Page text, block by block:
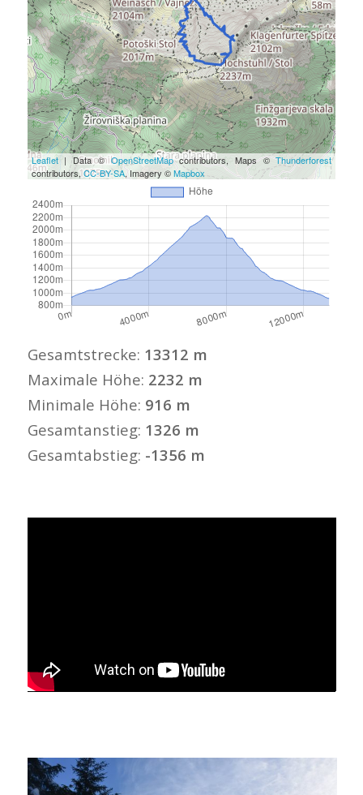
Leaflet| Data ©OpenStreetMapcontributors, Maps ©Thunderforest
contributors,CC-BY-SA, Imagery ©Mapbox
Gesamtstrecke: 13312 m
Maximale Höhe: 2232 m
Minimale Höhe: 916 m
Gesamtanstieg: 1326 m
Gesamtabstieg: -1356 m